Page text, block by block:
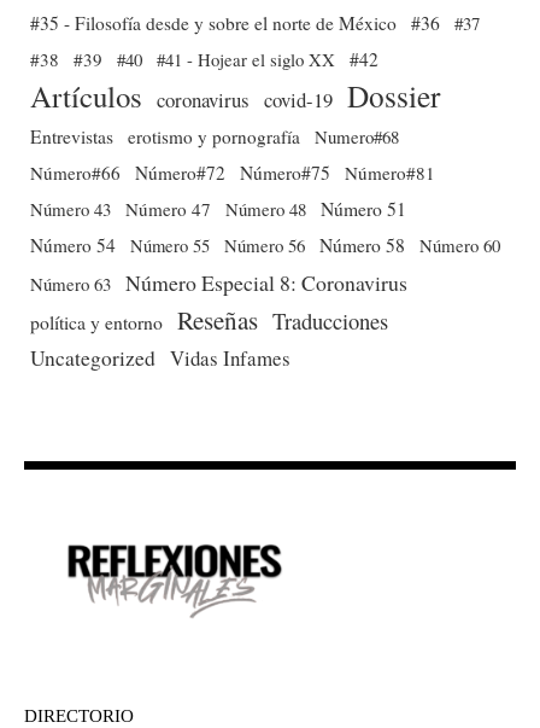
#35 - Filosofía desde y sobre el norte de México #36 #37
#38
#39 #40 #41 - Hojear el siglo XX #42
Artículos coronavirus covid-19 Dossier
Entrevistas erotismo y pornografía
Numero#68
Número#66
Número#72 Número#75
Número#81
Número 43 Número 47 Número 48 Número 51
Número 54 Número 55 Número 56 Número 58
Número 60
Número 63 Número Especial 8: Coronavirus
política y entorno Reseñas Traducciones
Uncategorized Vidas Infames
DIRECTORIO